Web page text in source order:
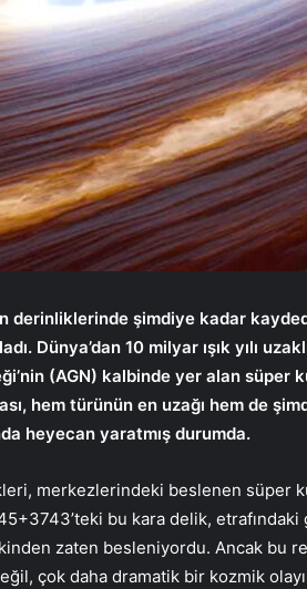
derinliklerinde şimdiye kadar
Dünya’dan 10 milyar ışık yılı
(AGN) kalbinde yer alan süper
hem türünün en uzağı hem de
heyecan yaratmış durumda.
merkezlerindeki beslenen süper
bu kara delik,
zaten besleniyordu. Ancak bu
çok daha dramatik bir kozmik